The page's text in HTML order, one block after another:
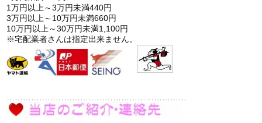
1万円以上～3万円未満440円
3万円以上～10万円未満660円
10万円以上～30万円未満1,100円
※宅配業者さんは指定出来ません。
…………………………………………………………